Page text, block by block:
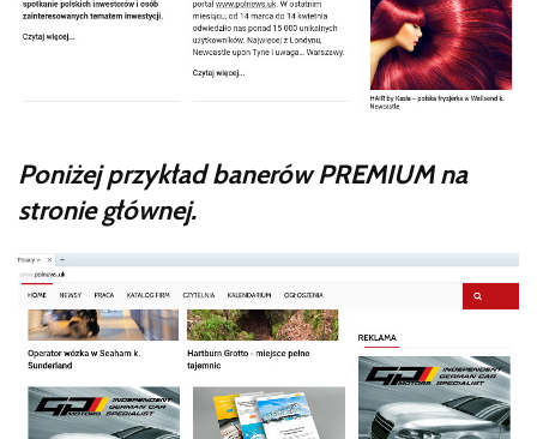
Poniżej przykład banerów PREMIUM na
stronie głównej.